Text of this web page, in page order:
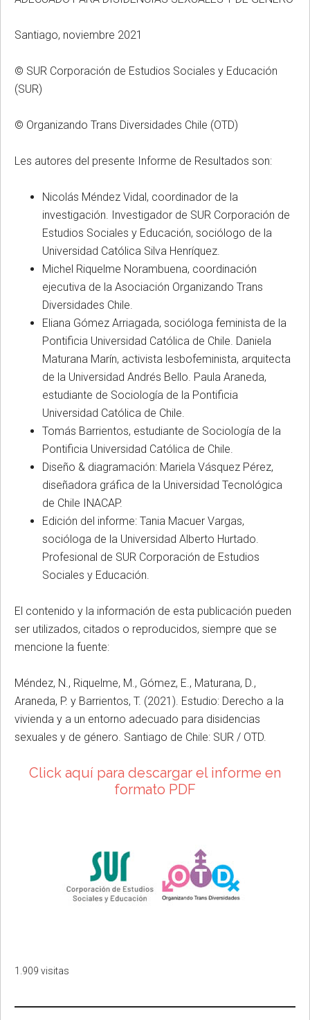
Santiago, noviembre 2021
© SUR Corporación de Estudios Sociales y Educación
(SUR)
© Organizando Trans Diversidades Chile (OTD)
Les autores del presente Informe de Resultados son:
Nicolás Méndez Vidal, coordinador de la
investigación. Investigador de SUR Corporación de
Estudios Sociales y Educación, sociólogo de la
Universidad Católica Silva Henríquez.
Michel Riquelme Norambuena, coordinación
ejecutiva de la Asociación Organizando Trans
Diversidades Chile.
Eliana Gómez Arriagada, socióloga feminista de la
Pontificia Universidad Católica de Chile. Daniela
Maturana Marín, activista lesbofeminista, arquitecta
de la Universidad Andrés Bello. Paula Araneda,
estudiante de Sociología de la Pontificia
Universidad Católica de Chile.
Tomás Barrientos, estudiante de Sociología de la
Pontificia Universidad Católica de Chile.
Diseño & diagramación: Mariela Vásquez Pérez,
diseñadora gráfica de la Universidad Tecnológica
de Chile INACAP.
Edición del informe: Tania Macuer Vargas,
socióloga de la Universidad Alberto Hurtado.
Profesional de SUR Corporación de Estudios
Sociales y Educación.
El contenido y la información de esta publicación pueden
ser utilizados, citados o reproducidos, siempre que se
mencione la fuente:
Méndez, N., Riquelme, M., Gómez, E., Maturana, D.,
Araneda, P. y Barrientos, T. (2021). Estudio: Derecho a la
vivienda y a un entorno adecuado para disidencias
sexuales y de género. Santiago de Chile: SUR / OTD.
Click aquí para descargar el informe en
formato PDF
1.909 visitas